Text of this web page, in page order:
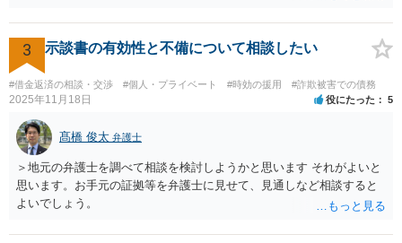
けではありません）。 何某かの主張をされた場合、あらためて弁護士
に相談されるという形でよいかと思います。
3 示談書の有効性と不備について相談したい
#借金返済の相談・交渉 #個人・プライベート #時効の援用 #詐欺被害での債務
2025年11月18日 役にたった 5
髙橋 俊太 弁護士
＞地元の弁護士を調べて相談を検討しようかと思います それがよいと
思います。お手元の証拠等を弁護士に見せて、見通しなど相談すると
よいでしょう。